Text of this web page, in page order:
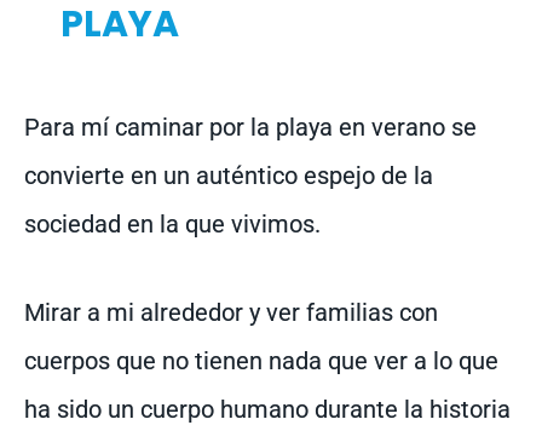
PLAYA
Para mí caminar por la playa en verano se
convierte en un auténtico espejo de la
sociedad en la que vivimos.
Mirar a mi alrededor y ver familias con
cuerpos que no tienen nada que ver a lo que
ha sido un cuerpo humano durante la historia